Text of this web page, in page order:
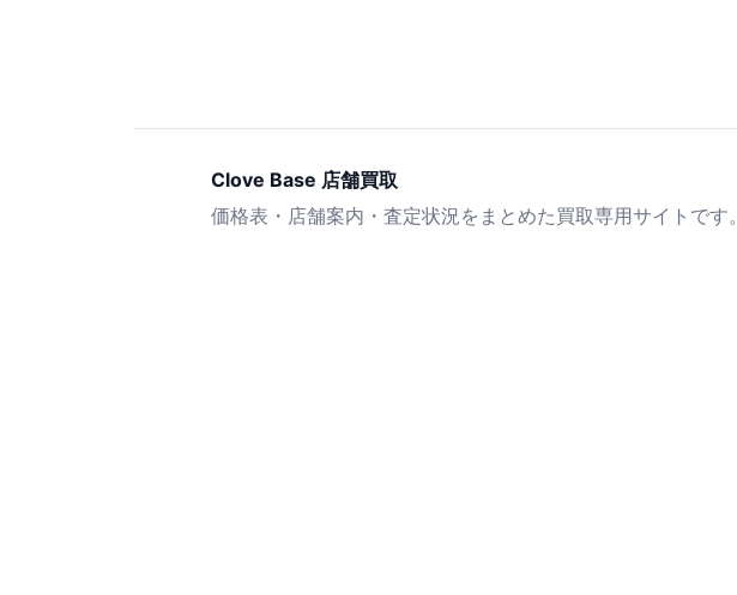
Clove Base 店舗買取
価格表・店舗案内・査定状況をまとめた買取専用サイトです。